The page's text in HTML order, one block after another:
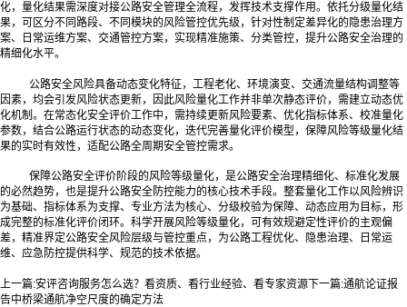
化，量化结果需深度对接公路安全管理全流程，发挥技术支撑作用。依托分级量化结
果，可区分不同路段、不同模块的风险管控优先级，针对性制定差异化的隐患治理方
案、日常运维方案、交通管控方案，实现精准施策、分类管控，提升公路安全治理的
精细化水平。
公路安全风险具备动态变化特征，工程老化、环境演变、交通流量结构调整等
因素，均会引发风险状态更新，因此风险量化工作并非单次静态评价，需建立动态优
化机制。在常态化安全评价工作中，需持续更新风险要素、优化指标体系、校准量化
参数，结合公路运行状态的动态变化，迭代完善量化评价模型，保障风险等级量化结
果的实时有效性，适配公路全周期安全管控需求。
保障公路安全评价阶段的风险等级量化，是公路安全治理精细化、标准化发展
的必然趋势，也是提升公路安全防控能力的核心技术手段。整套量化工作以风险辨识
为基础、指标体系为支撑、专业方法为核心、分级校验为保障、动态应用为目标，形
成完整的标准化评价闭环。科学开展风险等级量化，可有效规避定性评价的主观偏
差，精准界定公路安全风险层级与管控重点，为公路工程优化、隐患治理、日常运
维、应急防控提供科学、规范的技术依据。
上一篇:安评咨询服务怎么选？看资质、看行业经验、看专家资源下一篇:通航论证报
告中桥梁通航净空尺度的确定方法